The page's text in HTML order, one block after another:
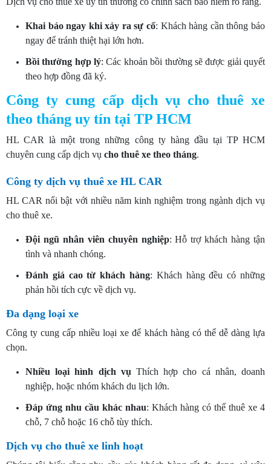
Khai báo ngay khi xảy ra sự cố: Khách hàng cần thông báo
ngay để tránh thiệt hại lớn hơn.
Bồi thường hợp lý: Các khoản bồi thường sẽ được giải quyết
theo hợp đồng đã ký.
Công ty cung cấp dịch vụ cho thuê xe
theo tháng uy tín tại TP HCM
HL CAR là một trong những công ty hàng đầu tại TP HCM
chuyên cung cấp dịch vụ cho thuê xe theo tháng.
Công ty dịch vụ thuê xe HL CAR
HL CAR nổi bật với nhiều năm kinh nghiệm trong ngành dịch vụ
cho thuê xe.
Đội ngũ nhân viên chuyên nghiệp: Hỗ trợ khách hàng tận
tình và nhanh chóng.
Đánh giá cao từ khách hàng: Khách hàng đều có những
phản hồi tích cực về dịch vụ.
Đa dạng loại xe
Công ty cung cấp nhiều loại xe để khách hàng có thể dễ dàng lựa
chọn.
Nhiều loại hình dịch vụ Thích hợp cho cá nhân, doanh
nghiệp, hoặc nhóm khách du lịch lớn.
Đáp ứng nhu cầu khác nhau: Khách hàng có thể thuê xe 4
chỗ, 7 chỗ hoặc 16 chỗ tùy thích.
Dịch vụ cho thuê xe linh hoạt